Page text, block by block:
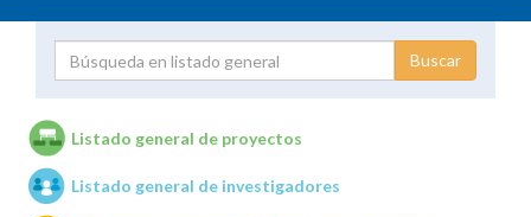
Unidades de investigación
Listado general de proyectos
Listado general de investigadores